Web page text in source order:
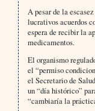
A pesar de la
lucrativos acuerdos
espera de recibir la
medicamentos.
El organismo
el “permiso
el Secretario de
un “día histórico”
“cambiaría la